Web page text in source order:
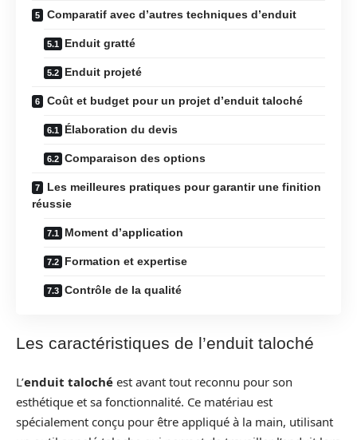
Comparatif avec d’autres techniques d’enduit
Enduit gratté
Enduit projeté
Coût et budget pour un projet d’enduit taloché
Élaboration du devis
Comparaison des options
Les meilleures pratiques pour garantir une finition
réussie
Moment d’application
Formation et expertise
Contrôle de la qualité
Les caractéristiques de l’enduit taloché
L’enduit taloché est avant tout reconnu pour son
esthétique et sa fonctionnalité. Ce matériau est
spécialement conçu pour être appliqué à la main, utilisant